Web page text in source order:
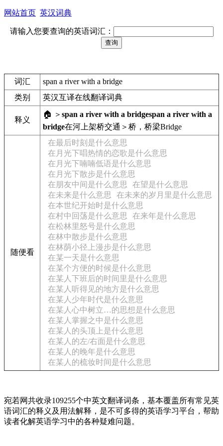
网站首页 英汉词典
请输入您要查询的英语词汇：
词汇
span a river with a bridge
类别
英汉互译在线翻译词典
释义
🏠 ＞ span a river with a bridgespan a river with a
bridge在河上架桥交通＞桥，桥梁Bridge
随便看
在最后时刻是什么意思
在月光下唱热情的恋歌是什么意思
在月光下喃喃低语是什么意思
在月光下散步是什么意思
在朋友中间是什么意思
在望是什么意思
在未来是什么意思
在未来的岁月里是什么意思
在本世纪开始时是什么意思
在村中回荡是什么意思
在来年是什么意思
在松林里怒号是什么意思
在林中散步是什么意思
在林荫小径上漫步是什么意思
在某一天是什么意思
在某个方便的时候是什么意思
在某人下班后的时间里是什么意思
在某人听得见的地方是什么意思
在某人少年时代是什么意思
在某人心中树立…的思想是什么意思
在某人掌握之中是什么意思
在某人的头顶上是什么意思
在某人的左/右面是什么意思
在某人的晚年是什么意思
在某人的梳妆时间是什么意思
宛若网共收录109255个中英文翻译词条，基本覆盖所有常见英
语词汇的释义及用法解释，是不可多得的英语学习平台，帮助
读者化解英语学习中的各种疑难问题。